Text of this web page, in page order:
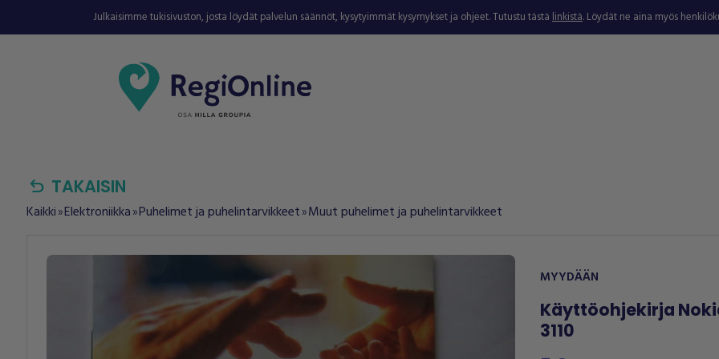
Julkaisimme tukisivuston, josta löydät palvelun säännöt, kysytyimmät kysymykset ja ohjeet. Tutustu tästälinkistä. Löydät ne aina myös
undo TAKAISIN
Kaikki double_arrowElektroniikka double_arrowPuhelimet ja puhelintarvikkeet double_arrow Muut puhelimet ja puhelintarvikkeet
MYYDÄÄN
Käyttöohjekirja
3110